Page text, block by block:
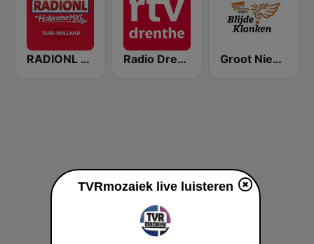
RADIONL Editie Zuid Holland Radio Drenthe Groot Nieuws Radio Blijde Klanken
TVRmozaiek live luisteren